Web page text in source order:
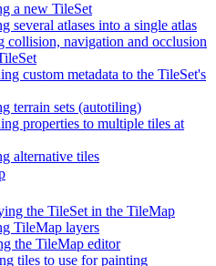
a new TileSet
several atlases into a single atlas
collision, navigation and occlusion
custom metadata to the TileSet's
terrain sets (autotiling)
properties to multiple tiles at
alternative tiles
the TileSet in the TileMap
TileMap layers
the TileMap editor
tiles to use for painting